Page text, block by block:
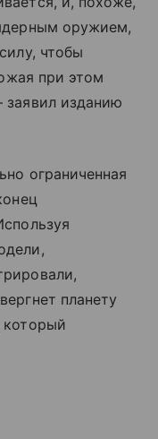
оружием,
чтобы
при этом
изданию
ограниченная
планету